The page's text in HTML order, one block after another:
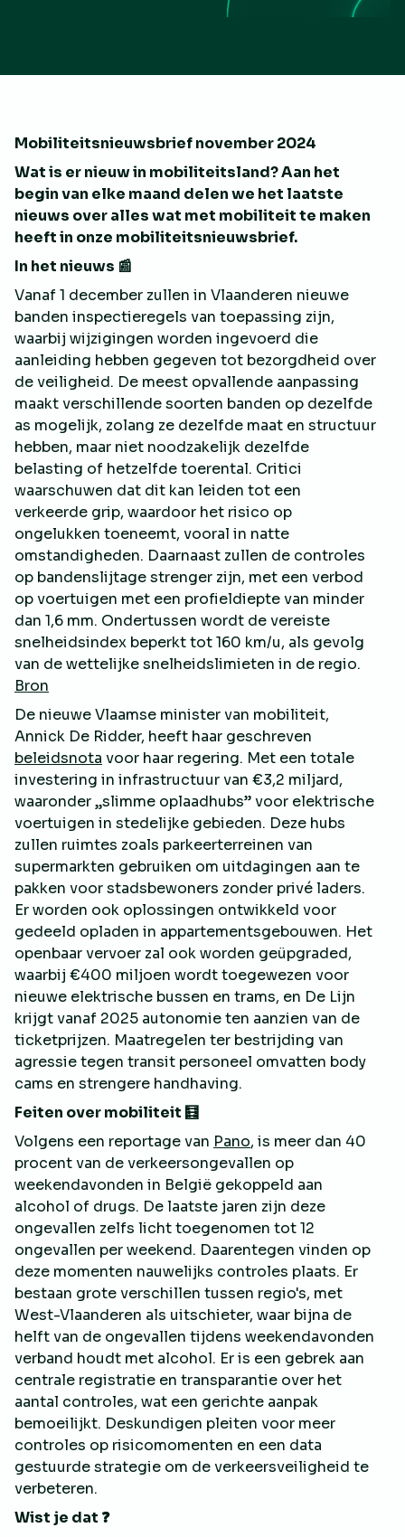
Mobiliteitsnieuwsbrief november 2024
Wat is er nieuw in mobiliteitsland? Aan het
begin van elke maand delen we het laatste
nieuws over alles wat met mobiliteit te maken
heeft in onze mobiliteitsnieuwsbrief.
In het nieuws 📰
Vanaf 1 december zullen in Vlaanderen nieuwe
banden inspectieregels van toepassing zijn,
waarbij wijzigingen worden ingevoerd die
aanleiding hebben gegeven tot bezorgdheid over
de veiligheid. De meest opvallende aanpassing
maakt verschillende soorten banden op dezelfde
as mogelijk, zolang ze dezelfde maat en structuur
hebben, maar niet noodzakelijk dezelfde
belasting of hetzelfde toerental. Critici
waarschuwen dat dit kan leiden tot een
verkeerde grip, waardoor het risico op
ongelukken toeneemt, vooral in natte
omstandigheden. Daarnaast zullen de controles
op bandenslijtage strenger zijn, met een verbod
op voertuigen met een profieldiepte van minder
dan 1,6 mm. Ondertussen wordt de vereiste
snelheidsindex beperkt tot 160 km/u, als gevolg
van de wettelijke snelheidslimieten in de regio.
Bron
De nieuwe Vlaamse minister van mobiliteit,
Annick De Ridder, heeft haar geschreven
beleidsnota voor haar regering. Met een totale
investering in infrastructuur van €3,2 miljard,
waaronder „slimme oplaadhubs” voor elektrische
voertuigen in stedelijke gebieden. Deze hubs
zullen ruimtes zoals parkeerterreinen van
supermarkten gebruiken om uitdagingen aan te
pakken voor stadsbewoners zonder privé laders.
Er worden ook oplossingen ontwikkeld voor
gedeeld opladen in appartementsgebouwen. Het
openbaar vervoer zal ook worden geüpgraded,
waarbij €400 miljoen wordt toegewezen voor
nieuwe elektrische bussen en trams, en De Lijn
krijgt vanaf 2025 autonomie ten aanzien van de
ticketprijzen. Maatregelen ter bestrijding van
agressie tegen transit personeel omvatten body
cams en strengere handhaving.
Feiten over mobiliteit 🧮
Volgens een reportage van Pano, is meer dan 40
procent van de verkeersongevallen op
weekendavonden in België gekoppeld aan
alcohol of drugs. De laatste jaren zijn deze
ongevallen zelfs licht toegenomen tot 12
ongevallen per weekend. Daarentegen vinden op
deze momenten nauwelijks controles plaats. Er
bestaan grote verschillen tussen regio's, met
West-Vlaanderen als uitschieter, waar bijna de
helft van de ongevallen tijdens weekendavonden
verband houdt met alcohol. Er is een gebrek aan
centrale registratie en transparantie over het
aantal controles, wat een gerichte aanpak
bemoeilijkt. Deskundigen pleiten voor meer
controles op risicomomenten en een data
gestuurde strategie om de verkeersveiligheid te
verbeteren.
Wist je dat ❓